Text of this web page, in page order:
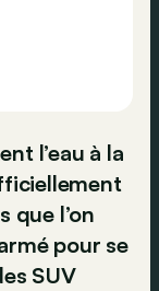
l’eau à la
que l’on
pour se
SUV